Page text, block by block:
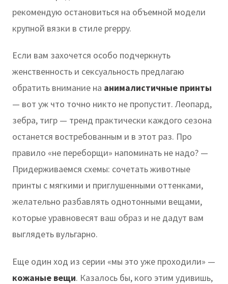
рекомендую остановиться на объемной модели
крупной вязки в стиле preppy.
Если вам захочется особо подчеркнуть
женственность и сексуальность предлагаю
обратить внимание на анималистичные принты
— вот уж что точно никто не пропустит. Леопард,
зебра, тигр — тренд практически каждого сезона
останется востребованным и в этот раз. Про
правило «не переборщи» напоминать не надо? —
Придерживаемся схемы: сочетать животные
принты с мягкими и приглушенными оттенками,
желательно разбавлять однотонными вещами,
которые уравновесят ваш образ и не дадут вам
выглядеть вульгарно.
Еще один ход из серии «мы это уже проходили» —
кожаные вещи. Казалось бы, кого этим удивишь,